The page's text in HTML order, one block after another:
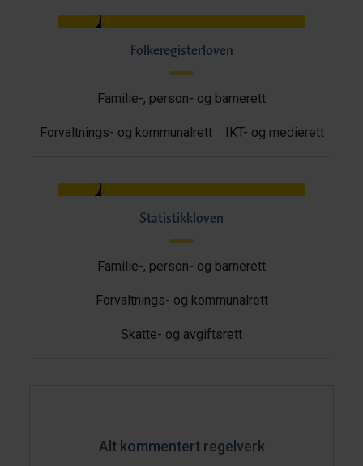
Folkeregisterloven
Familie-, person- og barnerett
Forvaltnings- og kommunalrett IKT- og medierett
Statistikkloven
Familie-, person- og barnerett
Forvaltnings- og kommunalrett
Skatte- og avgiftsrett
Alt kommentert regelverk